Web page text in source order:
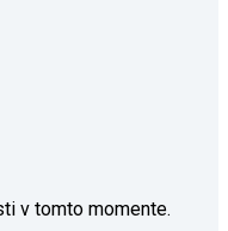
v tomto momente.